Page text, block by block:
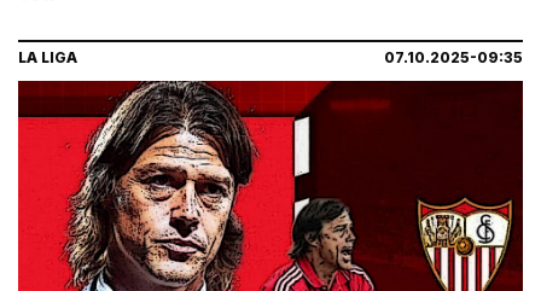
LA LIGA 07.10.2025-09:35